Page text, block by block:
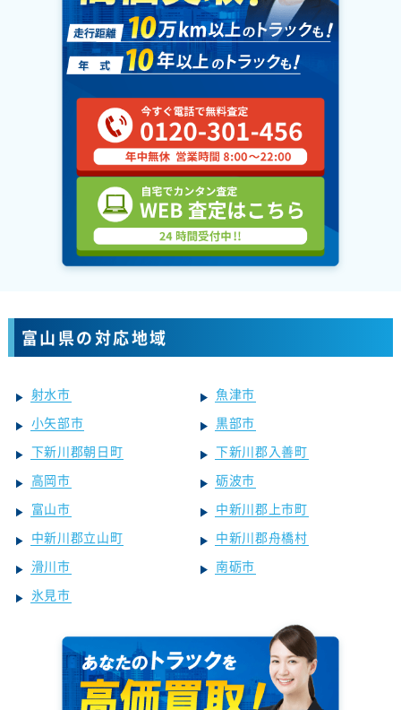
富山県の対応地域
射水市
魚津市
小矢部市
黒部市
下新川郡朝日町
下新川郡入善町
高岡市
砺波市
富山市
中新川郡上市町
中新川郡立山町
中新川郡舟橋村
滑川市
南砺市
氷見市